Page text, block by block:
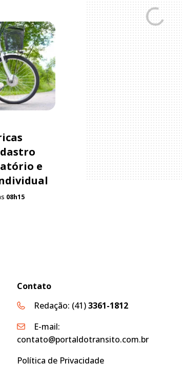
e
08h15
Contato
Redação: (41)3361-1812
E-mail:
contato@portaldotransito.com.br
Política de Privacidade